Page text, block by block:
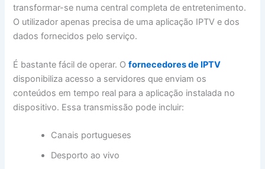
transformar-se numa central completa de entretenimento.
O utilizador apenas precisa de uma aplicação IPTV e dos
dados fornecidos pelo serviço.
É bastante fácil de operar. Ofornecedores de IPTV
disponibiliza acesso a servidores que enviam os
conteúdos em tempo real para a aplicação instalada no
dispositivo. Essa transmissão pode incluir:
Canais portugueses
Desporto ao vivo